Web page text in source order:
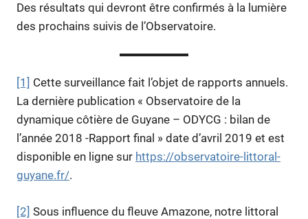
Des résultats qui devront être confirmés à la lumière
des prochains suivis de l’Observatoire.
[1] Cette surveillance fait l’objet de rapports annuels.
La dernière publication « Observatoire de la
dynamique côtière de Guyane – ODYCG : bilan de
l’année 2018 -Rapport final » date d’avril 2019 et est
disponible en ligne sur https://observatoire-littoral-
guyane.fr/.
[2] Sous influence du fleuve Amazone, notre littoral